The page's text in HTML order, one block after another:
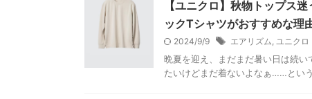
【ユニクロ】秋物トップス
ックTシャツがおすすめな理
2024/9/9 エアリズム ユニクロ
晩夏を迎え、まだまだ暑い日は続
たいけどまだ着ないよなぁ……とい